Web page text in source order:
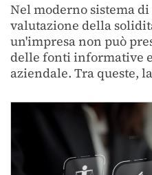
Nel moderno sistema
valutazione della
un'impresa non può
delle fonti informative
aziendale. Tra queste,